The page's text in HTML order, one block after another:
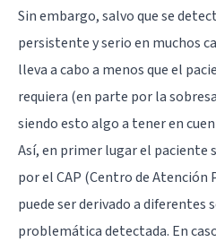
Sin embargo, salvo que se
persistente y serio en muchos
lleva a cabo a menos que el
requiera (en parte por la
siendo esto algo a tener en
Así, en primer lugar el paciente
por el CAP (Centro de Atención
puede ser derivado a diferentes
problemática detectada. En